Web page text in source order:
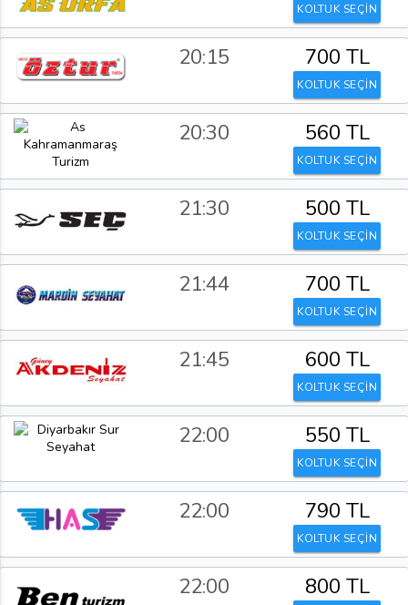
KOLTUK SEÇİN
20:15 700 TL
KOLTUK SEÇİN
20:30 560 TL
KOLTUK SEÇİN
21:30 500 TL
KOLTUK SEÇİN
21:44 700 TL
KOLTUK SEÇİN
21:45 600 TL
KOLTUK SEÇİN
22:00 550 TL
KOLTUK SEÇİN
22:00 790 TL
KOLTUK SEÇİN
22:00 800 TL